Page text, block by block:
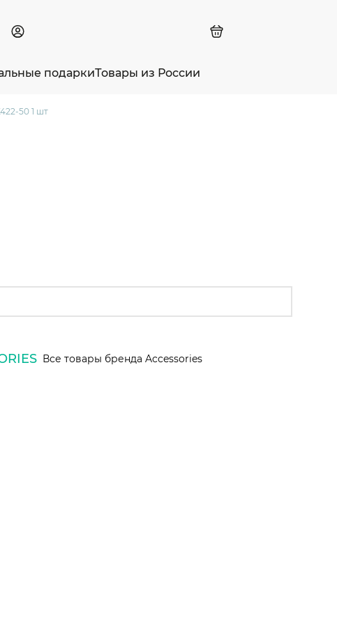
подаркиТовары из России
50 1 шт
Все товары бренда Accessories